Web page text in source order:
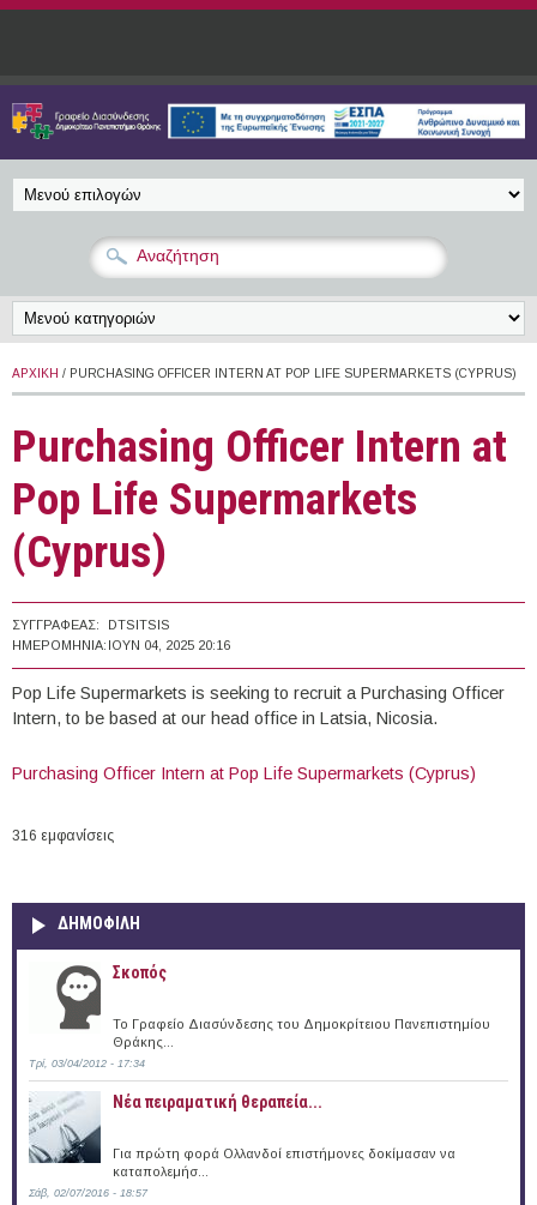
Παράκαμψη προς το κυρίως περιεχόμενο
ΑΡΧΙΚΉ / PURCHASING OFFICER INTERN AT POP LIFE SUPERMARKETS (CYPRUS)
Purchasing Officer Intern at
Pop Life Supermarkets
(Cyprus)
ΣΥΓΓΡΑΦΈΑΣ:
DTSITSIS
ΗΜΕΡΟΜΗΝΊΑ: ΙΟΥΝ 04, 2025 20:16
Pop Life Supermarkets is seeking to recruit a Purchasing Officer
Intern, to be based at our head office in Latsia, Nicosia.
Purchasing Officer Intern at Pop Life Supermarkets (Cyprus)
316 εμφανίσεις
ΔΗΜΟΦΙΛΗ
Σκοπός
Το Γραφείο Διασύνδεσης του Δημοκρίτειου Πανεπιστημίου
Θράκης...
Τρί, 03/04/2012 - 17:34
Νέα πειραματική θεραπεία...
Για πρώτη φορά Ολλανδοί επιστήμονες δοκίμασαν να
καταπολεμήσ...
Σάβ, 02/07/2016 - 18:57